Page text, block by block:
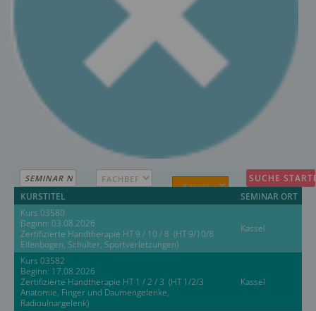
KURSTITEL SEMINAR ORT
Kurs 03580
Beginn: 03.08.2026
Zertifizierte Handtherapie HT 9 / 10 / 8 (HT 9/10/8
Ellenbogen, Schulter, Sportverletzungen)
Kassel
Kurs 03582
Beginn: 17.08.2026
Zertifizierte Handtherapie HT 1 / 2 / 3 (HT 1/2/3
Anatomie, Finger und Daumengelenke,
Radioulnargelenk)
Kassel